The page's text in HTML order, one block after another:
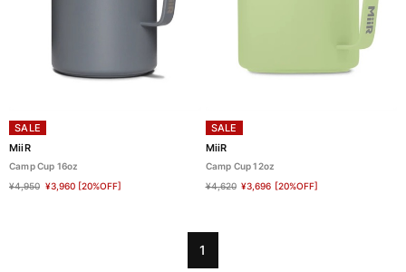
SALE
MiiR
Camp Cup 16oz
¥4,950 ¥3,960 [20%OFF]
SALE
MiiR
Camp Cup 12oz
¥4,620 ¥3,696 [20%OFF]
1